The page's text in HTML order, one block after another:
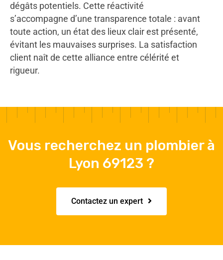
dégâts potentiels. Cette réactivité
s’accompagne d’une transparence totale : avant
toute action, un état des lieux clair est présenté,
évitant les mauvaises surprises. La satisfaction
client naît de cette alliance entre célérité et
rigueur.
Vous recherchez un plombier à
Lyon 69123 ?
Contactez un expert